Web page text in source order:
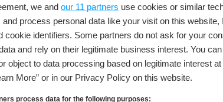
we and our 11 partners use cookies or similar
process personal data like your visit on this website,
cookie identifiers. Some partners do not ask for your
and rely on their legitimate business interest. You
object to data processing based on legitimate interest
More” or in our Privacy Policy on this website.
process data for the following purposes:
Flip op 22 juli aankondigen tijdens
Daar